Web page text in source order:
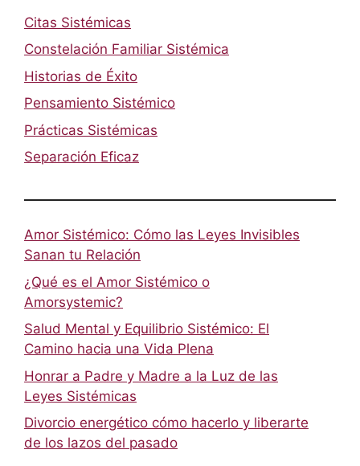
Citas Sistémicas
Constelación Familiar Sistémica
Historias de Éxito
Pensamiento Sistémico
Prácticas Sistémicas
Separación Eficaz
Amor Sistémico: Cómo las Leyes Invisibles
Sanan tu Relación
¿Qué es el Amor Sistémico o
Amorsystemic?
Salud Mental y Equilibrio Sistémico: El
Camino hacia una Vida Plena
Honrar a Padre y Madre a la Luz de las
Leyes Sistémicas
Divorcio energético cómo hacerlo y liberarte
de los lazos del pasado